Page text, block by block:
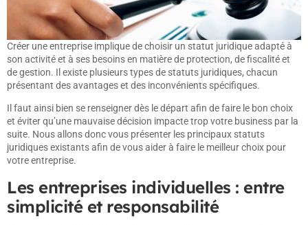
Créer une entreprise implique de choisir un statut juridique adapté à
son activité et à ses besoins en matière de protection, de fiscalité et
de gestion. Il existe plusieurs types de statuts juridiques, chacun
présentant des avantages et des inconvénients spécifiques.
Il faut ainsi bien se renseigner dès le départ afin de faire le bon choix
et éviter qu’une mauvaise décision impacte trop votre business par la
suite. Nous allons donc vous présenter les principaux statuts
juridiques existants afin de vous aider à faire le meilleur choix pour
votre entreprise.
Les entreprises individuelles : entre
simplicité et responsabilité